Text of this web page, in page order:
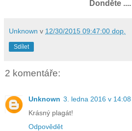
Donděte ....
Unknown v 12/30/2015 09:47:00 dop.
Sdílet
2 komentáře:
Unknown 3. ledna 2016 v 14:08
Krásný plagát!
Odpovědět